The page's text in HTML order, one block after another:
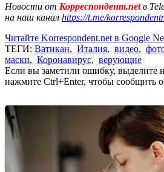
Новости от Корреспондент.netв
на наш канал https://t.me/
Читайте Korrespondent.net в Google
ТЕГИ: Ватикан, Италия, видео,
маски, Коронавирус, верующие
Если вы заметили ошибку, выделите
нажмите Ctrl+Enter, чтобы сообщить